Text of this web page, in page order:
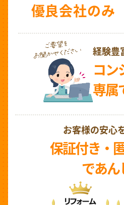
優良会社のみ
経験豊
コン
専属
お客様の安心
保証付き・
であん